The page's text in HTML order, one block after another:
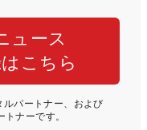
ュース
こちら
パートナー、および
ナーです。